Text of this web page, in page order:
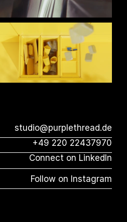
studio@purplethread.de
+49 220 22437970
Connect on LinkedIn
Follow on Instagram